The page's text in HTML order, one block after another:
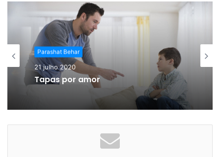
Parashat Behar
21 julho 2020
Tapas por amor